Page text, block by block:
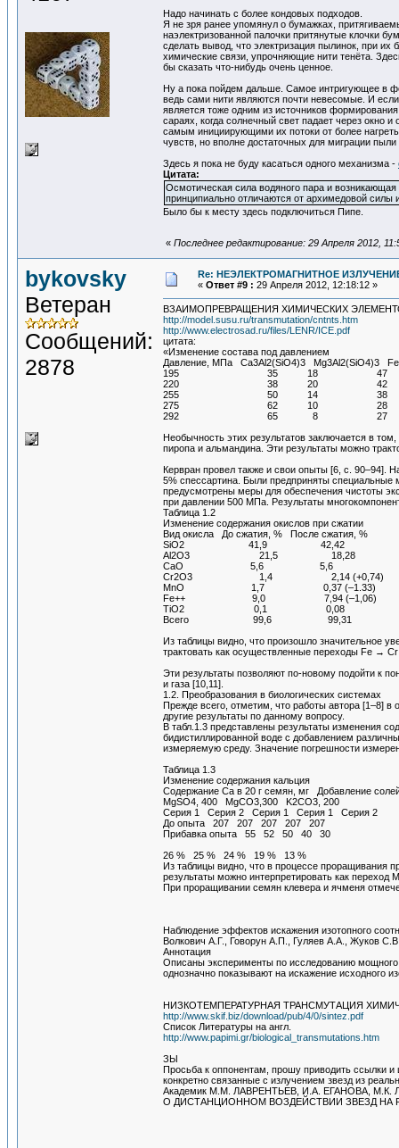
Надо начинать с более кондовых подходов.
Я не зря ранее упомянул о бумажках,
наэлектризованной палочки притянутые клочки
сделать вывод, что электризация пылинок, при
химические связи, упрочняющие нити тенёта.
бы сказать что-нибудь очень ценное.
Ну а пока пойдем дальше. Самое интригующее в
ведь сами нити являются почти невесомые. И
является тоже одним из источников
сараях, когда солнечный свет падает через
самым инициирующими их потоки от более
чувств, но вполне достаточных для миграции пыли
Здесь я пока не буду касаться одного механизма -
Цитата:
Осмотическая сила водяного пара и
принципиально отличаются от архимедовой
Было бы к месту здесь подключиться Пипе.
« Последнее редактирование: 29 Апреля 2012,
bykovsky
Ветеран
Сообщений:
2878
Re: НЕЭЛЕКТРОМАГНИТНОЕ
« Ответ #9 : 29 Апреля 2012, 12:18:12 »
ВЗАИМОПРЕВРАЩЕНИЯ ХИМИЧЕСКИХ
http://model.susu.ru/transmutation/cntnts.htm
http://www.electrosad.ru/files/LENR/ICE.pdf
цитата:
«Изменение состава под давлением
Давление, МПа Ca3Al2(SiO4)3 Mg3Al2(SiO4)3
195 35 18 47
220 38 20 42
255 50 14 38
275 62 10 28
292 65 8 27
Необычность этих результатов заключается в
пиропа и альмандина. Эти результаты можно
Кервран провел также и свои опыты [6, с. 90–94].
5% спессартина. Были предприняты специальные
предусмотрены меры для обеспечения чистоты
при давлении 500 МПа. Результаты
Таблица 1.2
Изменение содержания окислов при сжатии
Вид окисла До сжатия, % После сжатия, %
SiO2 41,9 42,42
Al2O3 21,5 18,28
CaO 5,6 5,6
Cr2O3 1,4 2,14 (+0,74)
MnO 1,7 0,37 (–1.33)
Fe++ 9,0 7,94 (–1,06)
TiO2 0,1 0,08
Всего 99,6 99,31
Из таблицы видно, что произошло значительное
трактовать как осуществленные переходы Fe →
Эти результаты позволяют по-новому подойти к
и газа [10,11].
1.2. Преобразования в биологических системах
Прежде всего, отметим, что работы автора [1–8]
другие результаты по данному вопросу.
В табл.1.3 представлены результаты изменения
бидистиллированной воде с добавлением
измеряемую среду. Значение погрешности
Таблица 1.3
Изменение содержания кальция
Содержание Ca в 20 г семян, мг Добавление
MgSO4, 400 MgCO3,300 K2CO3, 200
Серия 1 Серия 2 Серия 1 Серия 1 Серия 2
До опыта 207 207 207 207 207
Прибавка опыта 55 52 50 40 30
26 % 25 % 24 % 19 % 13 %
Из таблицы видно, что в процессе проращивания
результаты можно интерпретировать как
При проращивании семян клевера и ячменя
Наблюдение эффектов искажения изотопного
Волкович А.Г., Говорун А.П., Гуляев А.А., Жуков
Аннотация
Описаны эксперименты по исследованию мощного
однозначно показывают на искажение исходного
НИЗКОТЕМПЕРАТУРНАЯ ТРАНСМУТАЦИЯ
http://www.skif.biz/download/pub/4/0/sintez.pdf
Список Литературы на англ.
http://www.papimi.gr/biological_transmutations.htm
ЗЫ
Просьба к оппонентам, прошу приводить ссылки
конкретно связанные с излучением звезд из
Академик М.М. ЛАВРЕНТЬЕВ, И.А. ЕГАНОВА,
О ДИСТАНЦИОННОМ ВОЗДЕЙСТВИИ ЗВЕЗД НА